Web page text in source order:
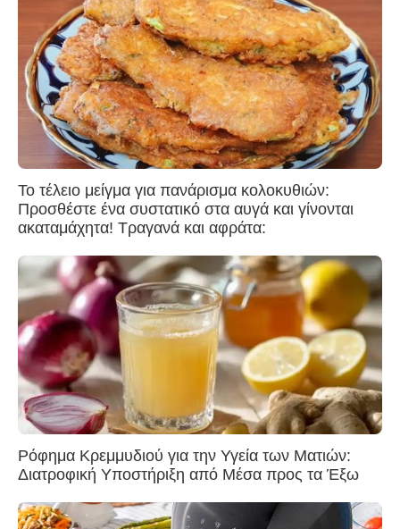
Το τέλειο μείγμα για πανάρισμα κολοκυθιών:
Προσθέστε ένα συστατικό στα αυγά και γίνονται
ακαταμάχητα! Τραγανά και αφράτα:
Ρόφημα Κρεμμυδιού για την Υγεία των Ματιών:
Διατροφική Υποστήριξη από Μέσα προς τα Έξω